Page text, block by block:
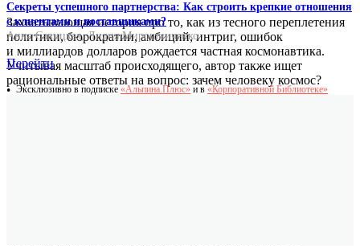
Захватывающая история про то, как из тесного переплетения
политики, бюрократии, амбиций, интриг, ошибок
и миллиардов долларов рождается частная космонавтика.
Учитывая масштаб происходящего, автор также ищет
рациональные ответы на вопрос: зачем человеку космос?
Секреты успешного партнерства: Как строить крепкие отношения
с клиентами и поставщиками?
Анна Савицкая,Лидия Мирошниченко
Перейти
Эксклюзивно в подписке «Альпина.Плюс» и в «Корпоративной Библиотеке»